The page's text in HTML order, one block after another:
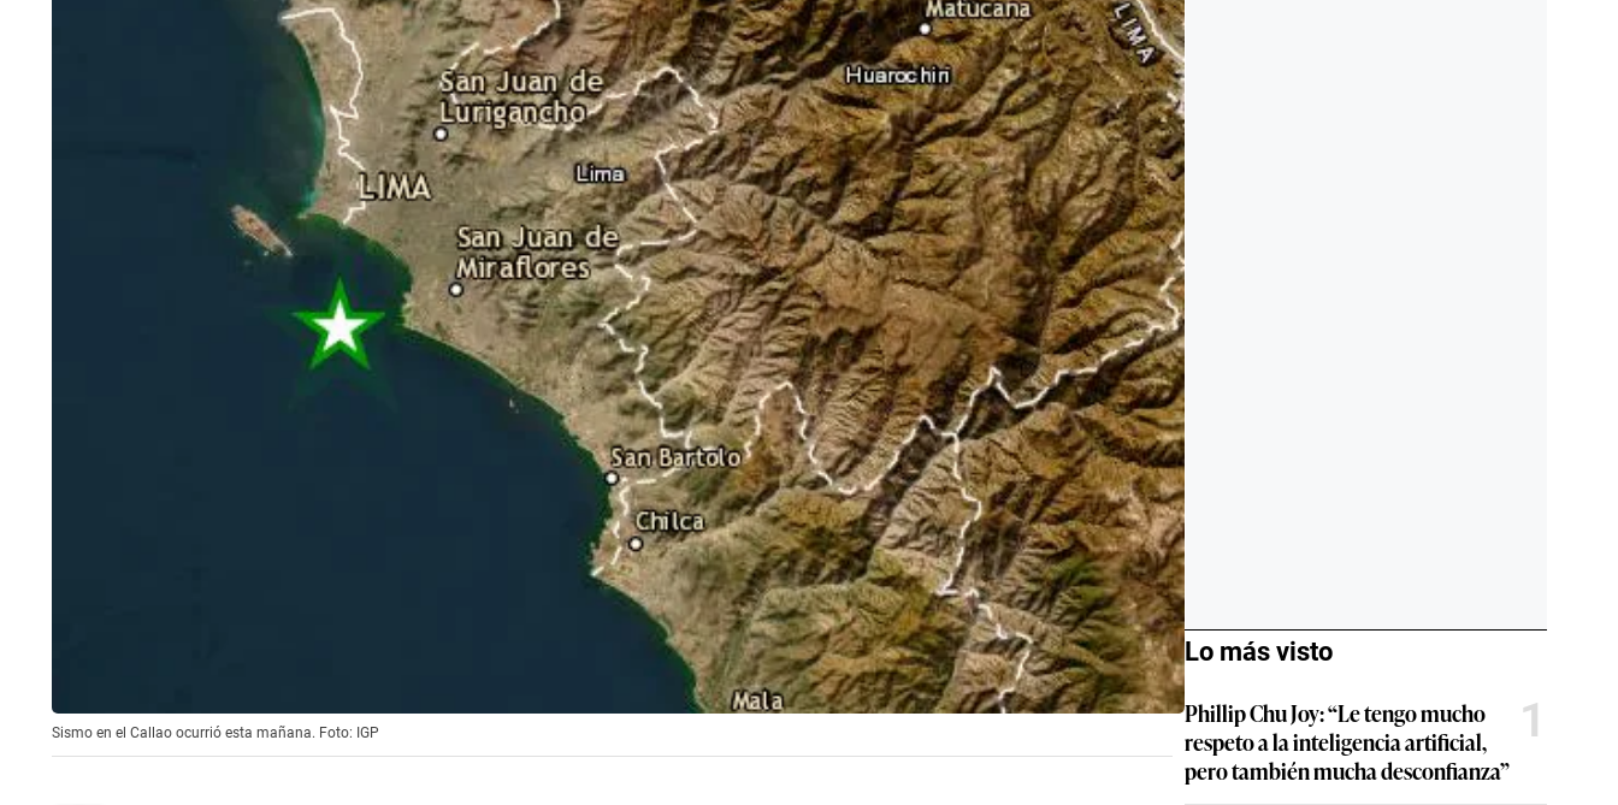
Sismo en el Callao ocurrió esta mañana. Foto: IGP
Lo más visto
Phillip Chu Joy: “Le tengo mucho
respeto a la inteligencia artificial,
pero también mucha desconfianza”
1